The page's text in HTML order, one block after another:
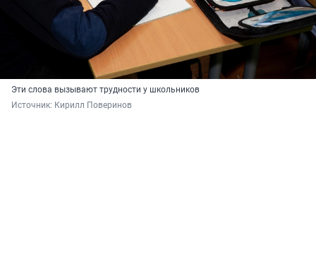
Эти слова вызывают трудности у школьников
Источник: Кирилл Поверинов